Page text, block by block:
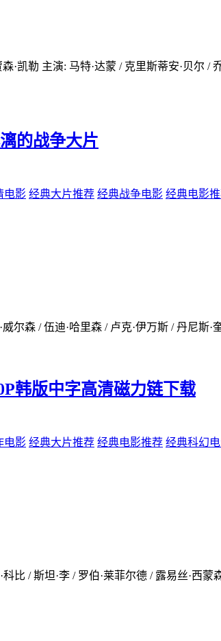
·凯勒 主演: 马特·达蒙 / 克里斯蒂安·贝尔 /
的战争大片
电影 经典大片推荐 经典战争电影 经典电影
尔森 / 伍迪·哈里森 / 卢克·伊万斯 / 丹尼
韩版中字高清磁力链下载
电影 经典大片推荐 经典电影推荐 经典科幻
比 / 斯坦·李 / 罗伯·莱菲尔德 / 露易丝·西